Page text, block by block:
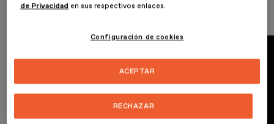
de Privacidad en sus respectivos enlaces.
Configuración de cookies
RECHAZAR
ACEPTAR